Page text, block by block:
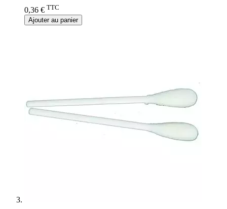
0,36 € TTC
Ajouter au panier